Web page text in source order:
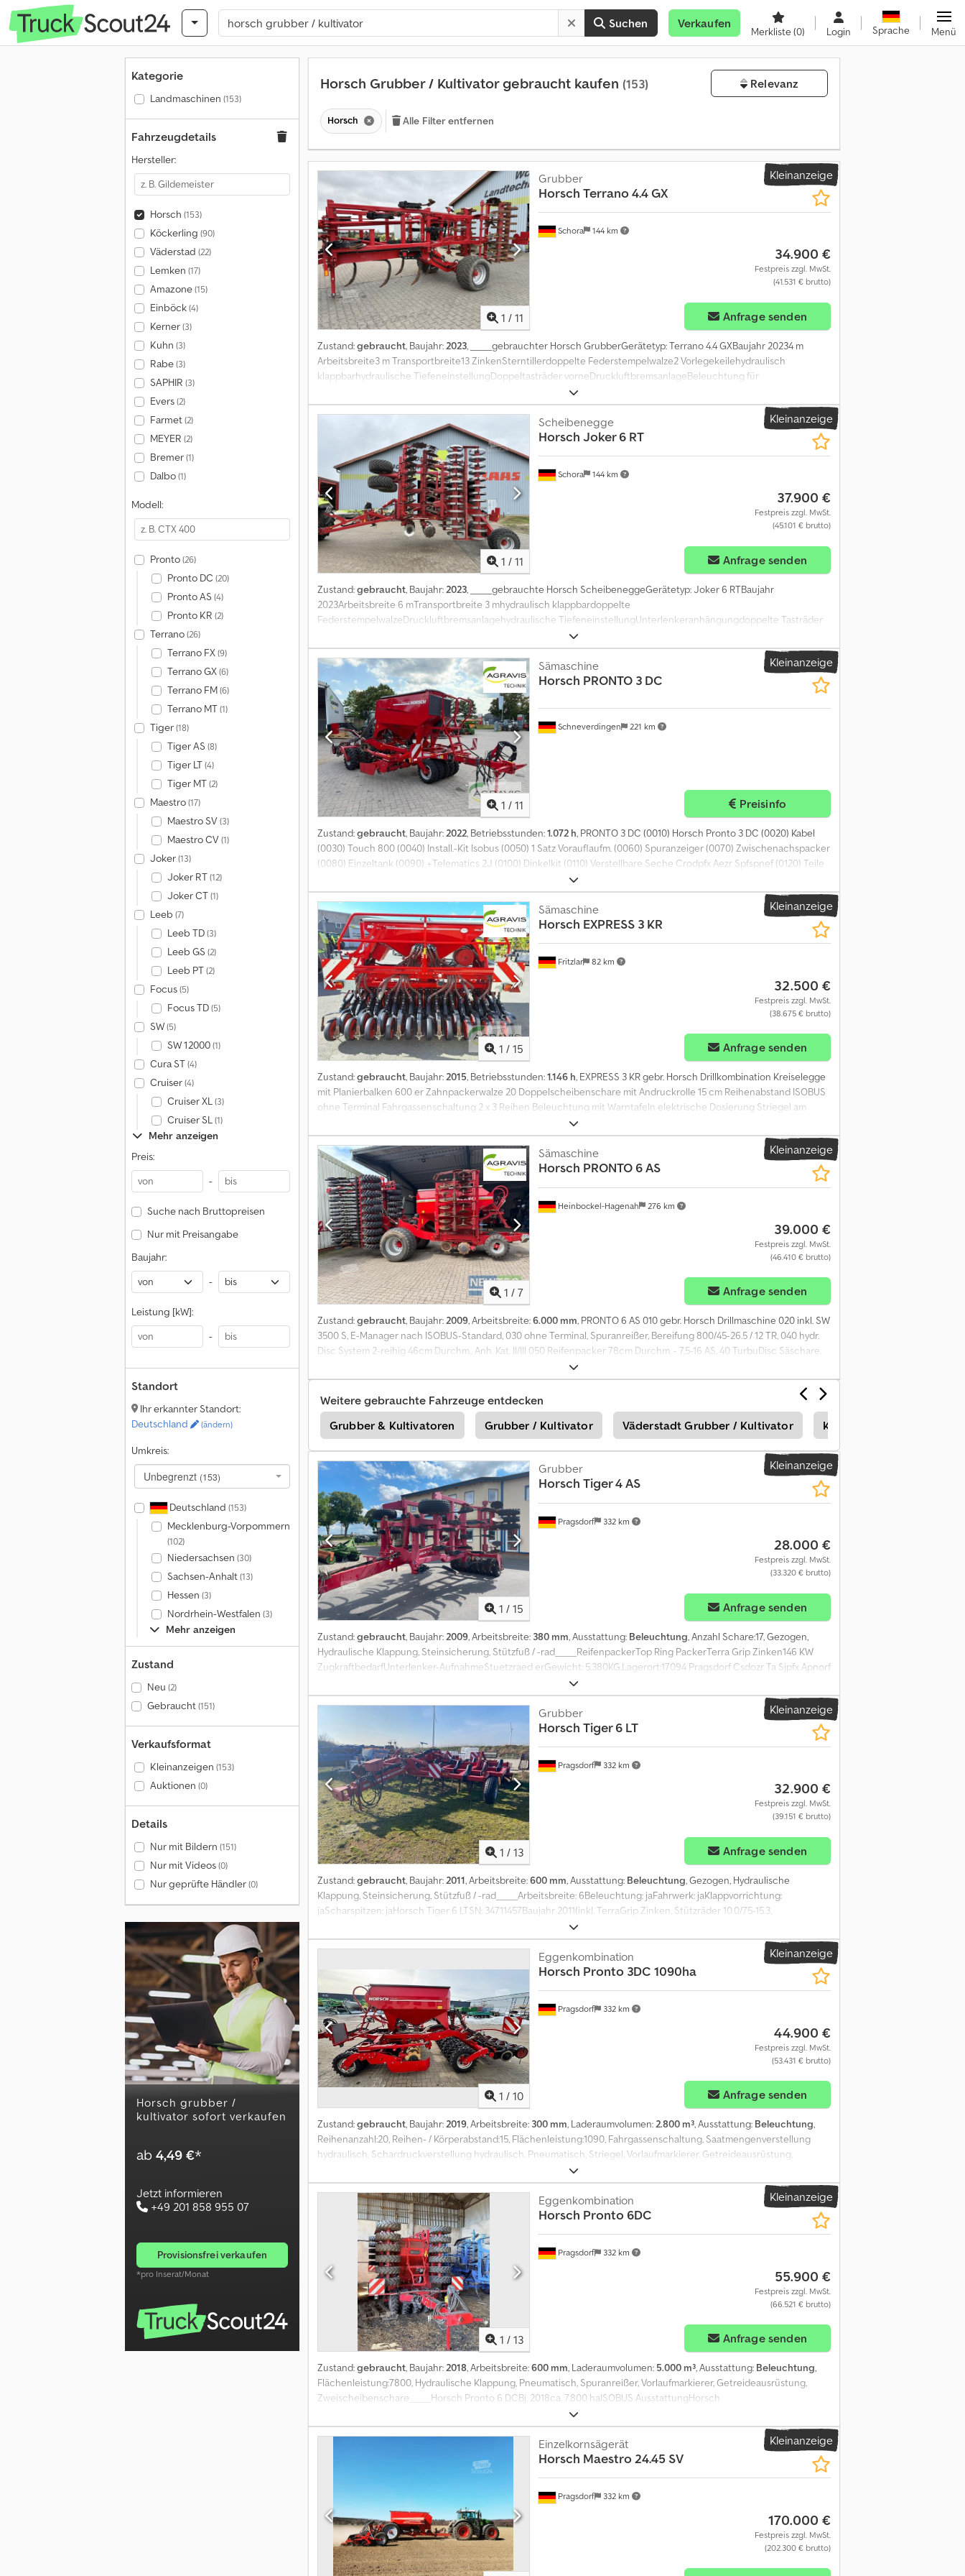
Suchen Verkaufen
Merkliste(0) Login Sprache Menü
Kategorie
Landmaschinen (153)
Fahrzeugdetails
Hersteller:
Horsch (153)
Köckerling (90)
Väderstad (22)
Lemken (17)
Amazone(15)
Einböck(4)
Kerner(3)
Kuhn (3)
Rabe(3)
SAPHIR (3)
Evers(2)
Farmet(2)
MEYER (2)
Bremer(1)
Dalbo(1)
Modell:
Pronto(26)
Pronto DC (20)
Pronto AS (4)
Pronto KR (2)
Terrano(26)
Terrano FX(9)
Terrano GX(6)
Terrano FM(6)
Terrano MT(1)
Tiger(18)
Tiger AS (8)
Tiger LT(4)
Tiger MT(2)
Maestro(17)
Maestro SV(3)
Maestro CV(1)
Joker(13)
Joker RT(12)
Joker CT(1)
Leeb (7)
Leeb TD(3)
Leeb GS (2)
Leeb PT(2)
Focus(5)
Focus TD(5)
SW(5)
SW 12000(1)
Cura ST(4)
Cruiser(4)
Cruiser XL(3)
Cruiser SL(1)
Mehr anzeigen
Preis:
-
Suche nach Bruttopreisen
Nur mit Preisangabe
Baujahr:
-
Leistung [kW]:
-
Standort
Ihr erkannter Standort:
Deutschland
(ändern)
Umkreis:
Unbegrenzt (153)
Deutschland (153)
Mecklenburg-Vorpommern
(102)
Niedersachsen (30)
Sachsen-Anhalt(13)
Hessen (3)
Nordrhein-Westfalen (3)
Mehr anzeigen
Zustand
Neu (2)
Gebraucht(151)
Verkaufsformat
Kleinanzeigen (153)
Auktionen (0)
Details
Nur mit Bildern (151)
Nur mit Videos(0)
Nur geprüfte Händler(0)
horsch grubber /
kultivator sofort verkaufen
ab4,49 €*
Jetzt informieren
+49 201 858 955 07
provisionsfrei verkaufen
*pro Inserat/Monat
Horsch Grubber / Kultivator gebraucht kaufen (153) Relevanz
Horsch Alle Filter entfernen
Kleinanzeige
1 / 11
Schora 144 km
Grubber
Horsch Terrano 4.4 GX
34.900 €
Festpreis zzgl. MwSt.
(41.531 € brutto)
Anfrage senden
Zustand:gebraucht, Baujahr:2023, _____gebrauchter Horsch GrubberGerätetyp: Terrano 4.4 GXBaujahr 20234 m
Arbeitsbreite3 m Transportbreite13 ZinkenSterntillerdoppelte Federstempelwalze2 Vorlegekeilehydraulisch
klappbarhydraulische TiefeneinstellungDoppeltasträder vorneDruckluftbremsanlageBeleuchtung für
StraßenfahrtWarntafeln,Lagerort:Schora Crsdpfx Apszrrbbjnof
Kleinanzeige
1 / 11
Schora 144 km
Scheibenegge
Horsch Joker 6 RT
37.900 €
Festpreis zzgl. MwSt.
(45.101 € brutto)
Anfrage senden
Zustand:gebraucht, Baujahr:2023, _____gebrauchte Horsch ScheibeneggeGerätetyp: Joker 6 RTBaujahr
2023Arbeitsbreite 6 mTransportbreite 3 mhydraulisch klappbardoppelte
FederstempelwalzeDruckluftbremsanlagehydraulische TiefeneinstellungUnterlenkeranhängungdoppelte Tasträder
vorne rechts und linksBeleuchtung für StraßenfahrtWarntafeln,Lagerort:Schora Csdpszrrawofx Apnerf
Kleinanzeige
1 / 11
Schneverdingen 221 km
Sämaschine
Horsch PRONTO 3 DC
Preisinfo
Zustand:gebraucht, Baujahr:2022, Betriebsstunden:1.072 h, PRONTO 3 DC (0010) Horsch Pronto 3 DC (0020) Kabel
(0030) Touch 800 (0040) Install.-Kit Isobus (0050) 1 Satz Vorauflaufm. (0060) Spuranzeiger (0070) Zwischenachspacker
(0080) Einzeltank (0090) +Telematics 2J (0100) Dinkelkit (0110) Verstellbare Seche Crodpfx Aezr Spfspnef (0120) Teile
Kleinanzeige
1 / 15
Fritzlar 82 km
Sämaschine
Horsch EXPRESS 3 KR
32.500 €
Festpreis zzgl. MwSt.
(38.675 € brutto)
Anfrage senden
Zustand:gebraucht, Baujahr:2015, Betriebsstunden:1.146 h, EXPRESS 3 KR gebr. Horsch Drillkombination Kreiselegge
mit Planierbalken 600 er Zahnpackerwalze 20 Doppelscheibenschare mit Andruckrolle 15 cm Reihenabstand ISOBUS
ohne Terminal Fahrgassenschaltung 2 x 3 Reihen Beleuchtung mit Warntafeln elektrische Dosierung Striegel am
Doppelscheibenschar Spuranzeiger Csdpfx Aszqp Hfjpnjrf 1500 l Tank
Kleinanzeige
1 / 7
Heinbockel-Hagenah 276 km
Sämaschine
Horsch PRONTO 6 AS
39.000 €
Festpreis zzgl. MwSt.
(46.410 € brutto)
Anfrage senden
Zustand:gebraucht, Baujahr:2009, Arbeitsbreite:6.000 mm, PRONTO 6 AS 010 gebr. Horsch Drillmaschine 020 inkl. SW
3500 S, E-Manager nach ISOBUS-Standard, 030 ohne Terminal, Spuranreißer, Bereifung 800/45-26.5 / 12 TR, 040 hydr.
Disc System 2-reihig 46cm Durchm., Anh. Kat. II/III 050 Reifenpacker 78cm Durchm. - 7,5-16 AS, 40 TurbuDisc Säschare,
060 Beleuchtung Crodpjzr Snbsfx Apnsf 070 Einzeltank-Version (3500l Tank) 080 Hydr. Gebläse m. Direktantrieb,
Druckrollen 7,5cm 090 Pneum. Bremsanlage 40 km/h 100 Saatflusskontrolle Einzeltank (Vorbereitung) 110
Saatflusssensoren 120 Zwischenachspacker 78cm Durchm. - 7.50-16 AS 130 Vorlaufmarkierer 140
Spurlockererscheiben 2-reihig 8x46cm Durchm. 150 zusätzl. FGS-Klappen 160 Teile für Straßenzulassung Pronto 6 AS
170 CoC-Dokument für Straßenzulassung Pronto 6 AS 40km/h
Weitere gebrauchte Fahrzeuge entdecken
Grubber & Kultivatoren
Grubber / Kultivator Väderstadt Grubber / Kultivator Köckerling Eggen
Horsch Sämaschine Landwirtschaft
Kleinanzeige
1 / 15
Pragsdorf 332 km
Grubber
Horsch Tiger 4 AS
28.000 €
Festpreis zzgl. MwSt.
(33.320 € brutto)
Anfrage senden
Zustand:gebraucht, Baujahr:2009, Arbeitsbreite: 380 mm, Ausstattung: Beleuchtung, Anzahl Schare:17, Gezogen,
Hydraulische Klappung, Steinsicherung, Stützfuß / -rad_____ReifenpackerTop Ring PackerTerra Grip Zinken146 KW
ZugkraftbedarfUnterlenker-AufnahmeStuetzraed erGewicht: 5.380KG,Lagerort:17094 Pragsdorf Csdozr Ta Sjpfx Apnorf
Kleinanzeige
1 / 13
Pragsdorf 332 km
Grubber
Horsch Tiger 6 LT
32.900 €
Festpreis zzgl. MwSt.
(39.151 € brutto)
Anfrage senden
Zustand:gebraucht, Baujahr:2011, Arbeitsbreite:600 mm, Ausstattung: Beleuchtung, Gezogen, Hydraulische
Klappung, Steinsicherung, Stützfuß / -rad_____Arbeitsbreite: 6Beleuchtung: jaFahrwerk: jaKlappvorrichtung:
jaScharspitzen: jaHorsch Tiger 6 LTSN: 34711457Baujahr 2011(inkl. TerraGrip Zinken, Stützräder 10.0/75-15.3,
Beleuchtung)TopRing Packer 78cmRP 78cm Bremse pn.UnterlenkeranhängungEinebnungscheiben 1-
reihig,Lagerort:Kunde Cjdszr A Sqepfx Apnerf
Kleinanzeige
1 / 10
Pragsdorf 332 km
Eggenkombination
Horsch Pronto 3DC 1090ha
44.900 €
Festpreis zzgl. MwSt.
(53.431 € brutto)
Anfrage senden
Zustand:gebraucht, Baujahr:2019, Arbeitsbreite: 300 mm, Laderaumvolumen:2.800 m³, Ausstattung: Beleuchtung,
Reihenanzahl:20, Reihen- / Körperabstand:15, Flächenleistung:1090, Fahrgassenschaltung, Saatmengenverstellung
hydraulisch, Schardruckverstellung hydraulisch, Pneumatisch, Striegel, Vorlaufmarkierer, Getreideausrüstung,
Zweischeibenschare_____Fronreifenpacker, 2 reihiges Discsystem, Reifenpacker, Doppelscheibenschare,
Andruckrollen, Striegel,Lagerort:Kunde Credpfezr A Swsx Apnef
Kleinanzeige
1 / 13
Pragsdorf 332 km
Eggenkombination
Horsch Pronto 6DC
55.900 €
Festpreis zzgl. MwSt.
(66.521 € brutto)
Anfrage senden
Zustand:gebraucht, Baujahr:2018, Arbeitsbreite:600 mm, Laderaumvolumen: 5.000 m³, Ausstattung: Beleuchtung,
Flächenleistung:7800, Hydraulische Klappung, Pneumatisch, Spuranreißer, Vorlaufmarkierer, Getreideausrüstung,
Zweischeibenschare_____Horsch Pronto 6 DCBj. 2018ca. 7.800 haISOBUS AusstattungHorsch
TerminalSpuranreißerTurboDisc mit Striegelhydr. DiscSystem 2-reihig Ø 46 cmBeleuchtungzusätzl. FGS-Klappenhydr.
Gebläse DirektantriebReifenpacker Ø 78 cm - 7.50-16 ASZwischenachspackerSeitenpacker vorneBremse
pneumatischCrossboard,Lagerort:Kunde Codpfozrrbzsx Apnsrf
Kleinanzeige
Mehr Bilder anfragen
Pragsdorf 332 km
Einzelkornsägerät
Horsch Maestro 24.45 SV
170.000 €
Festpreis zzgl. MwSt.
(202.300 € brutto)